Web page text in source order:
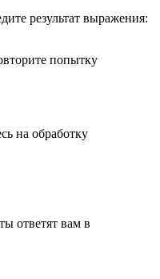
результат выражения:
попытку
на обработку
ответят вам в